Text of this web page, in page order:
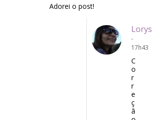
Adorei o post!
Lorys
-
17h43
C
o
r
r
e
ç
ã